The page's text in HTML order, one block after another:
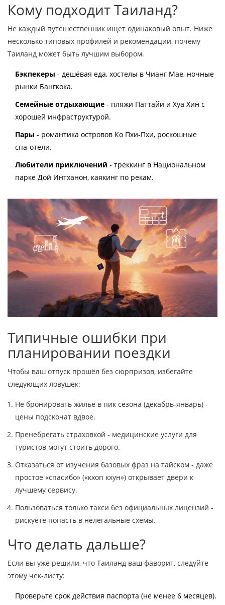
Кому подходит Таиланд?
Не каждый путешественник ищет одинаковый опыт. Ниже
несколько типовых профилей и рекомендации, почему
Таиланд может быть лучшим выбором.
Бэкпекеры - дешёвая еда, хостелы в Чианг Мае, ночные
рынки Бангкока.
Семейные отдыхающие - пляжи Паттайи и Хуа Хин с
хорошей инфраструктурой.
Пары - романтика островов Ко Пхи‑Пхи, роскошные
спа‑отели.
Любители приключений - треккинг в Национальном
парке Дой Интханон, каякинг по рекам.
Типичные ошибки при
планировании поездки
Чтобы ваш отпуск прошёл без сюрпризов, избегайте
следующих ловушек:
Не бронировать жильё в пик сезона (декабрь‑январь) -
цены подскочат вдвое.
Пренебрегать страховкой - медицинские услуги для
туристов могут стоить дорого.
Отказаться от изучения базовых фраз на тайском - даже
простое «спасибо» («кхоп кхун») открывает двери к
лучшему сервису.
Пользоваться только такси без официальных лицензий -
рискуете попасть в нелегальные схемы.
Что делать дальше?
Если вы уже решили, что Таиланд ваш фаворит, следуйте
этому чек‑листу:
Проверьте срок действия паспорта (не менее 6 месяцев).